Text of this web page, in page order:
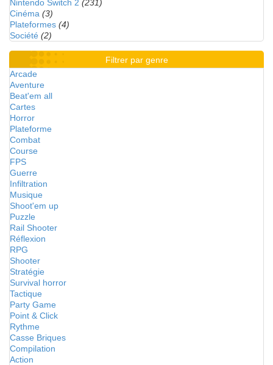
Nintendo Switch 2 (231)
Cinéma (3)
Plateformes (4)
Société (2)
Filtrer par genre
Arcade
Aventure
Beat'em all
Cartes
Horror
Plateforme
Combat
Course
FPS
Guerre
Infiltration
Musique
Shoot'em up
Puzzle
Rail Shooter
Réflexion
RPG
Shooter
Stratégie
Survival horror
Tactique
Party Game
Point & Click
Rythme
Casse Briques
Compilation
Action